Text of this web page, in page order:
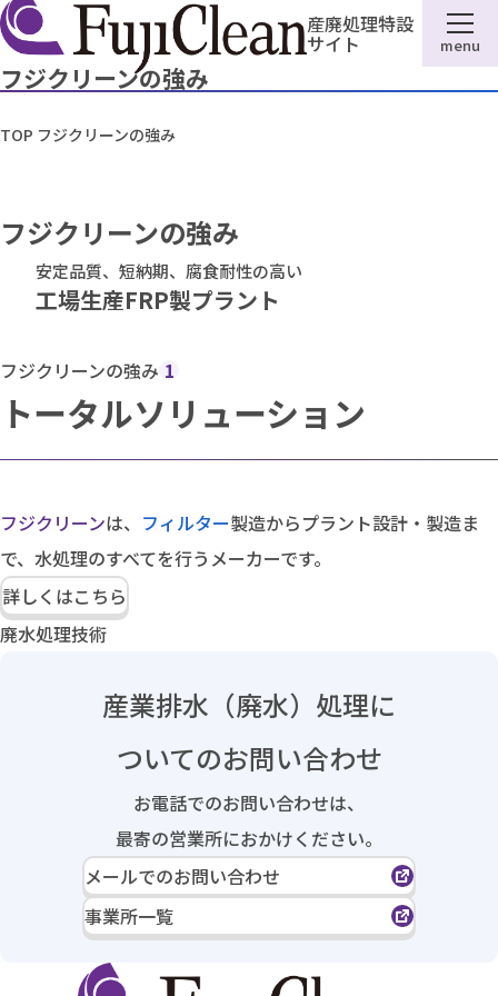
産廃処理特設
サイト menu
フジクリーンの強み
TOP フジクリーンの強み
フジクリーンの強み
安定品質、短納期、腐食耐性の高い
工場生産FRP製プラント
フジクリーンの強み 1
トータルソリューション
フジクリーンは、 フィルター製造からプラント設計・製造ま
で、水処理のすべてを行うメーカーです。
詳しくはこちら
廃水処理技術
産業排水（廃水）処理に
ついてのお問い合わせ
お電話でのお問い合わせは、
最寄の営業所におかけください。
メールでのお問い合わせ
事業所一覧